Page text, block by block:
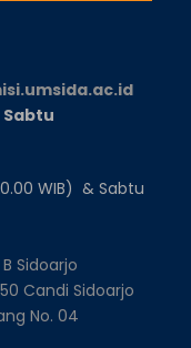
Offline
WIB) & Sabtu
Sidoarjo
Candi Sidoarjo
No. 04